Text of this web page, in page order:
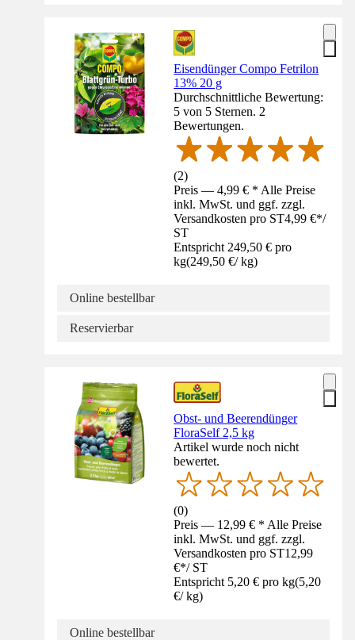
Eisendünger Compo Fetrilon
13% 20 g
Durchschnittliche Bewertung:
5 von 5 Sternen. 2
Bewertungen.
(2)
Preis — 4,99 € * Alle Preise
inkl. MwSt. und ggf. zzgl.
Versandkosten pro ST4,99 €*/
ST
Entspricht 249,50 € pro
kg(249,50 €/ kg)
Online bestellbar
Reservierbar
Obst- und Beerendünger
FloraSelf 2,5 kg
Artikel wurde noch nicht
bewertet.
(0)
Preis — 12,99 € * Alle Preise
inkl. MwSt. und ggf. zzgl.
Versandkosten pro ST12,99
€*/ ST
Entspricht 5,20 € pro kg(5,20
€/ kg)
Online bestellbar